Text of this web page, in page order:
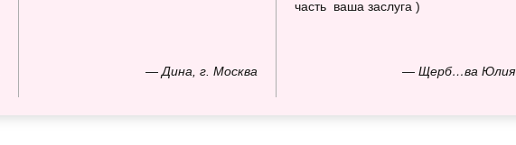
— Дина, г. Москва — Щерб…ва Юлия
часть ваша заслуга )